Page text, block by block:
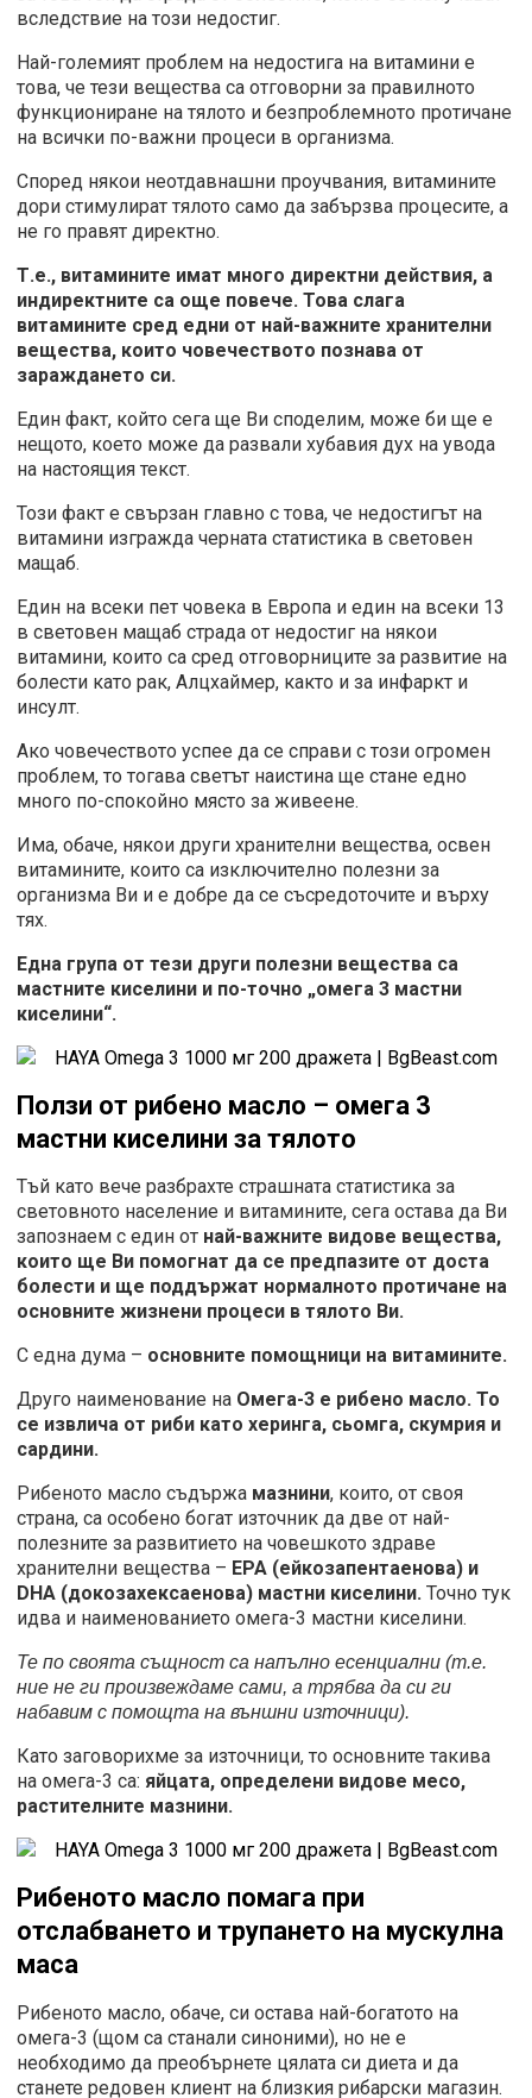
вследствие на този недостиг.
Най-големият проблем на недостига на витамини е
това, че тези вещества са отговорни за правилното
функциониране на тялото и безпроблемното протичане
на всички по-важни процеси в организма.
Според някои неотдавнашни проучвания, витамините
дори стимулират тялото само да забързва процесите, а
не го правят директно.
Т.е., витамините имат много директни действия, а
индиректните са още повече. Това слага
витамините сред едни от най-важните хранителни
вещества, които човечеството познава от
зараждането си.
Един факт, който сега ще Ви споделим, може би ще е
нещото, което може да развали хубавия дух на увода
на настоящия текст.
Този факт е свързан главно с това, че недостигът на
витамини изгражда черната статистика в световен
мащаб.
Един на всеки пет човека в Европа и един на всеки 13
в световен мащаб страда от недостиг на някои
витамини, които са сред отговорниците за развитие на
болести като рак, Алцхаймер, както и за инфаркт и
инсулт.
Ако човечеството успее да се справи с този огромен
проблем, то тогава светът наистина ще стане едно
много по-спокойно място за живеене.
Има, обаче, някои други хранителни вещества, освен
витамините, които са изключително полезни за
организма Ви и е добре да се съсредоточите и върху
тях.
Една група от тези други полезни вещества са
мастните киселини и по-точно „омега 3 мастни
киселини“.
Ползи от рибено масло – омега 3
мастни киселини за тялото
Тъй като вече разбрахте страшната статистика за
световното население и витамините, сега остава да Ви
запознаем с един от най-важните видове вещества,
които ще Ви помогнат да се предпазите от доста
болести и ще поддържат нормалното протичане на
основните жизнени процеси в тялото Ви.
С една дума – основните помощници на витамините.
Друго наименование на Омега-3 е рибено масло. То
се извлича от риби като херинга, сьомга, скумрия и
сардини.
Рибеното масло съдържа мазнини, които, от своя
страна, са особено богат източник да две от най-
полезните за развитието на човешкото здраве
хранителни вещества – ЕРА (ейкозапентаенова) и
DHA (докозахексаенова) мастни киселини. Точно тук
идва и наименованието омега-3 мастни киселини.
Те по своята същност са напълно есенциални (т.е.
ние не ги произвеждаме сами, а трябва да си ги
набавим с помощта на външни източници).
Като заговорихме за източници, то основните такива
на омега-3 са: яйцата, определени видове месо,
растителните мазнини.
Рибеното масло помага при
отслабването и трупането на мускулна
маса
Рибеното масло, обаче, си остава най-богатото на
омега-3 (щом са станали синоними), но не е
необходимо да преобърнете цялата си диета и да
станете редовен клиент на близкия рибарски магазин.